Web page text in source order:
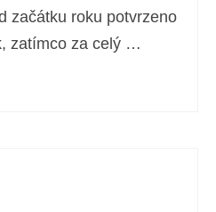
začátku roku potvrzeno
zatímco za celý …